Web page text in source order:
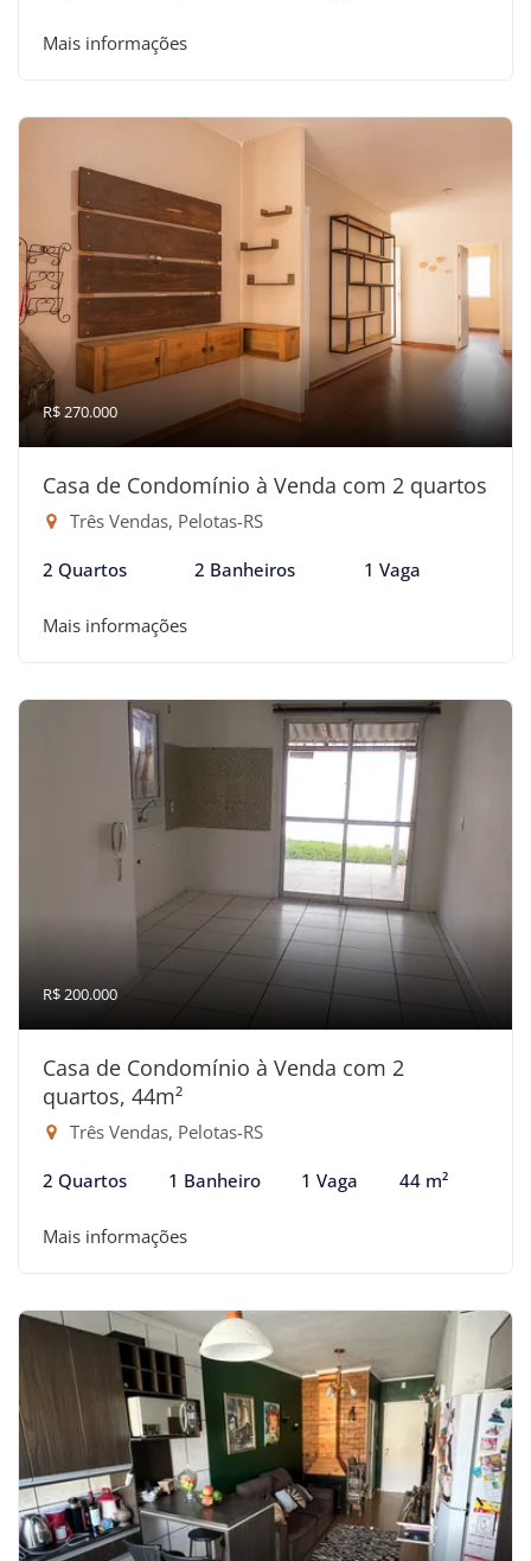
Mais informações
R$ 270.000
Casa de Condomínio à Venda com 2 quartos
Três Vendas, Pelotas-RS
2 Quartos 2 Banheiros 1 Vaga
Mais informações
R$ 200.000
Casa de Condomínio à Venda com 2
quartos, 44m²
Três Vendas, Pelotas-RS
2 Quartos 1 Banheiro 1 Vaga 44 m²
Mais informações